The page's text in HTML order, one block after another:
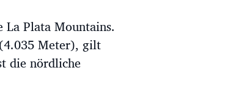
La Plata Mountains.
Meter), gilt
die nördliche